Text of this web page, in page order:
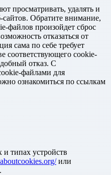
просматривать, удалять и
Обратите внимание,
файлов произойдет сброс
отказаться от
сама по себе требует
соответствующего cookie-
отказ. С
файлами для
ознакомиться по ссылкам
типах устройств
или
.